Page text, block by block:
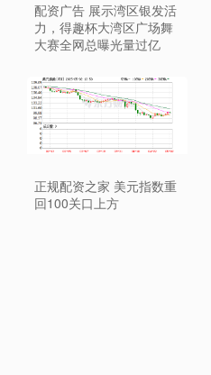
配资广告 展示湾区银发活
力，得趣杯大湾区广场舞
大赛全网总曝光量过亿
正规配资之家 美元指数重
回100关口上方